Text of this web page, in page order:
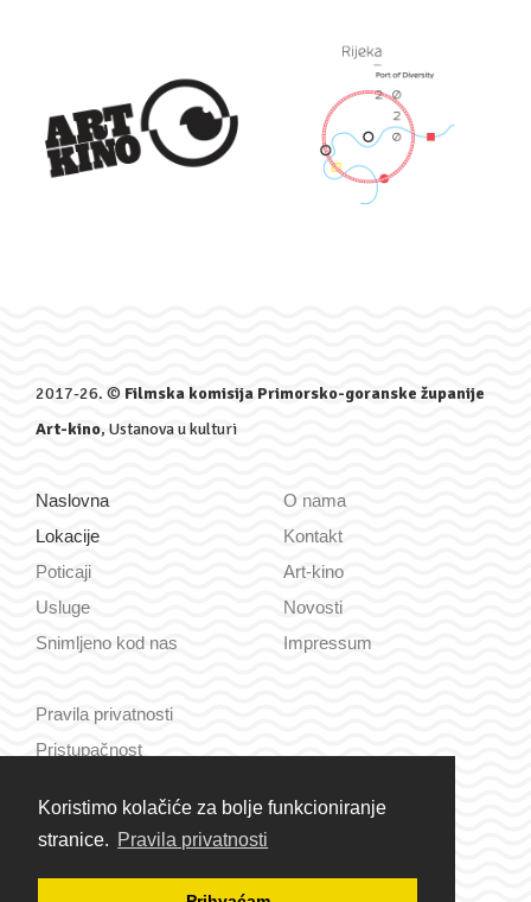
Koristimo kolačiće za bolje funkcioniranje
stranice. Pravila privatnosti
2017-26. © Filmska komisija Primorsko-goranske županije
Art-kino, Ustanova u kulturi
Naslovna
Lokacije
Poticaji
Usluge
Snimljeno kod nas
O nama
Kontakt
Art-kino
Novosti
Impressum
Pravila privatnosti
Pristupačnost
Hrvatski